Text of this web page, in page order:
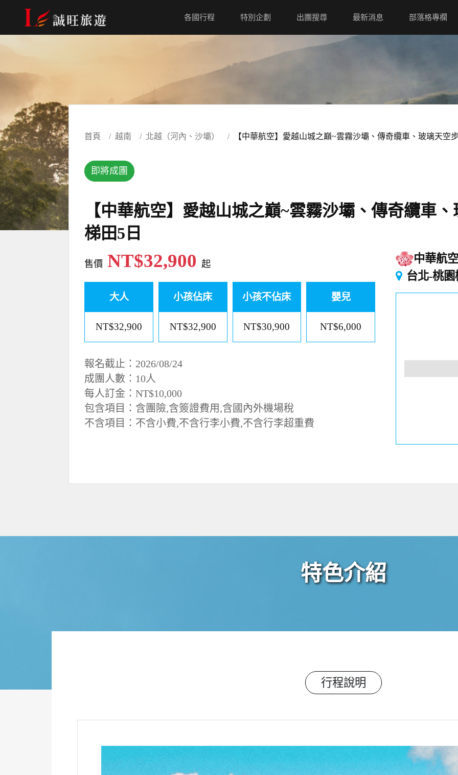
各國行程 特別企劃 出團搜尋 最新消息 部落格專欄
首頁 越南 北越（河內、沙壩） 【中華航空】愛越山城之巔~雲霧沙壩、傳奇纜車、玻璃天空
即將成團
【中華航空】愛越山城之巔~雲霧沙壩、傳奇纜車
梯田5日
售價 NT$32,900起
大人
NT$32,900
小孩佔床
NT$32,900
小孩不佔床
NT$30,900
嬰兒
NT$6,000
報名截止：2026/08/24
成團人數：10人
每人訂金：NT$10,000
包含項目：含團險,含簽證費用,含國內外機場稅
不含項目：不含小費,不含行李小費,不含行李超重費
中華航空
台北-桃園
特色介紹
行程說明